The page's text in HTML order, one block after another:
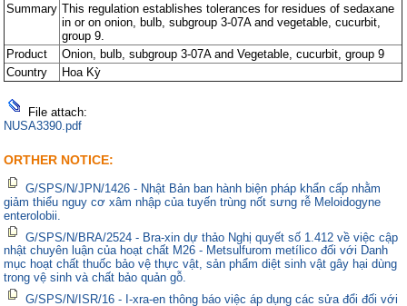
Summary This regulation establishes tolerances for residues of sedaxane
in or on onion, bulb, subgroup 3-07A and vegetable, cucurbit,
group 9.
Product
Onion, bulb, subgroup 3-07A and Vegetable, cucurbit, group 9
Country
Hoa Kỳ
File attach:
NUSA3390.pdf
ORTHER NOTICE:
G/SPS/N/JPN/1426 - Nhật Bản ban hành biện pháp khẩn cấp nhằm
giảm thiểu nguy cơ xâm nhập của tuyến trùng nốt sưng rễ Meloidogyne
enterolobii.
G/SPS/N/BRA/2524 - Bra-xin dự thảo Nghị quyết số 1.412 về việc cập
nhật chuyên luận của hoạt chất M26 - Metsulfurom metílico đối với Danh
mục hoạt chất thuốc bảo vệ thực vật, sản phẩm diệt sinh vật gây hại dùng
trong vệ sinh và chất bảo quản gỗ.
G/SPS/N/ISR/16 - I-xra-en thông báo việc áp dụng các sửa đổi đối với